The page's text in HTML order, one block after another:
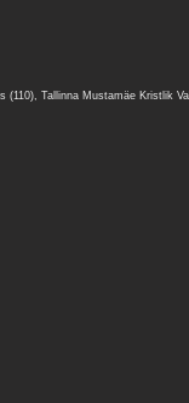
(110), Tallinna Mustamäe Kristlik